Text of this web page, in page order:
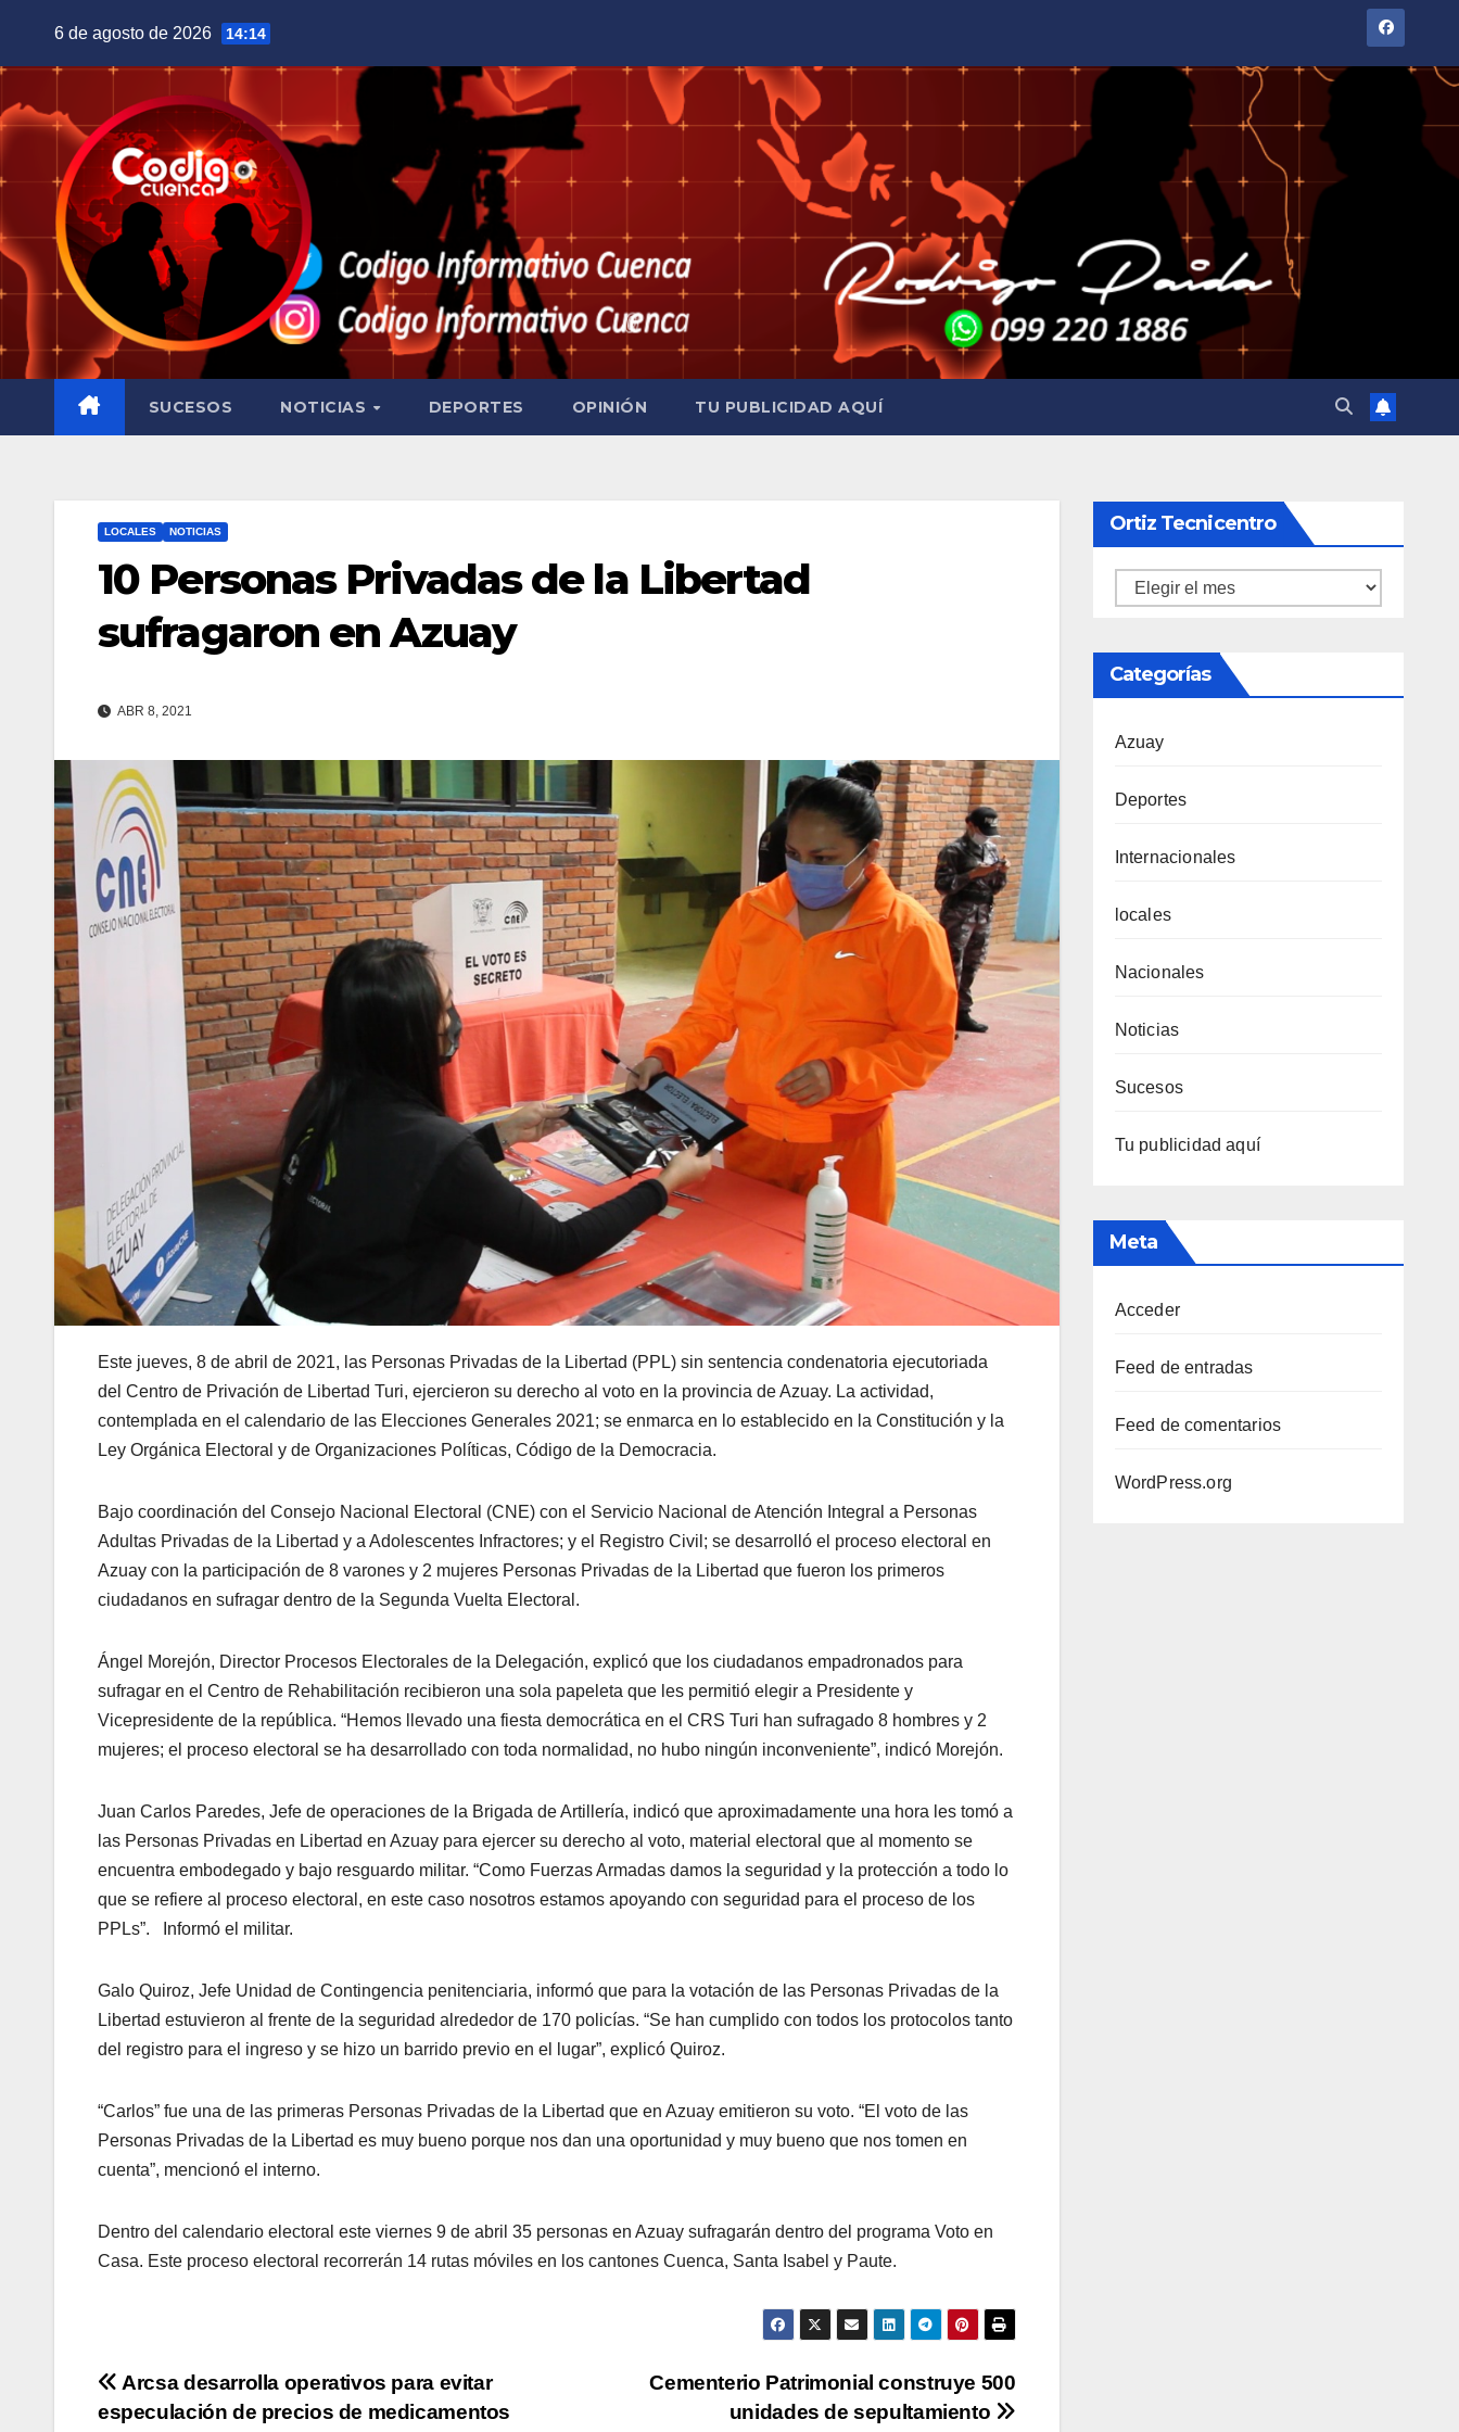
contenido
6 de agosto de 2026 14:14
SUCESOS NOTICIAS DEPORTES OPINIÓN TU PUBLICIDAD AQUÍ
LOCALES NOTICIAS
10 Personas Privadas de la Libertad
sufragaron en Azuay
ABR 8, 2021
Este jueves, 8 de abril de 2021, las Personas Privadas de la Libertad (PPL) sin sentencia condenatoria ejecutoriada
del Centro de Privación de Libertad Turi, ejercieron su derecho al voto en la provincia de Azuay. La actividad,
contemplada en el calendario de las Elecciones Generales 2021; se enmarca en lo establecido en la Constitución y la
Ley Orgánica Electoral y de Organizaciones Políticas, Código de la Democracia.
Bajo coordinación del Consejo Nacional Electoral (CNE) con el Servicio Nacional de Atención Integral a Personas
Adultas Privadas de la Libertad y a Adolescentes Infractores; y el Registro Civil; se desarrolló el proceso electoral en
Azuay con la participación de 8 varones y 2 mujeres Personas Privadas de la Libertad que fueron los primeros
ciudadanos en sufragar dentro de la Segunda Vuelta Electoral.
Ángel Morejón, Director Procesos Electorales de la Delegación, explicó que los ciudadanos empadronados para
sufragar en el Centro de Rehabilitación recibieron una sola papeleta que les permitió elegir a Presidente y
Vicepresidente de la república. “Hemos llevado una fiesta democrática en el CRS Turi han sufragado 8 hombres y 2
mujeres; el proceso electoral se ha desarrollado con toda normalidad, no hubo ningún inconveniente”, indicó Morejón.
Juan Carlos Paredes, Jefe de operaciones de la Brigada de Artillería, indicó que aproximadamente una hora les tomó a
las Personas Privadas en Libertad en Azuay para ejercer su derecho al voto, material electoral que al momento se
encuentra embodegado y bajo resguardo militar. “Como Fuerzas Armadas damos la seguridad y la protección a todo lo
que se refiere al proceso electoral, en este caso nosotros estamos apoyando con seguridad para el proceso de los
PPLs”. Informó el militar.
Galo Quiroz, Jefe Unidad de Contingencia penitenciaria, informó que para la votación de las Personas Privadas de la
Libertad estuvieron al frente de la seguridad alrededor de 170 policías. “Se han cumplido con todos los protocolos tanto
del registro para el ingreso y se hizo un barrido previo en el lugar”, explicó Quiroz.
“Carlos” fue una de las primeras Personas Privadas de la Libertad que en Azuay emitieron su voto. “El voto de las
Personas Privadas de la Libertad es muy bueno porque nos dan una oportunidad y muy bueno que nos tomen en
cuenta”, mencionó el interno.
Dentro del calendario electoral este viernes 9 de abril 35 personas en Azuay sufragarán dentro del programa Voto en
Casa. Este proceso electoral recorrerán 14 rutas móviles en los cantones Cuenca, Santa Isabel y Paute.
Navegación
Cementerio Patrimonial construye 500
unidades de sepultamiento
Arcsa desarrolla operativos para evitar
especulación de precios de medicamentos
Ortiz Tecnicentro
Ortiz
Categorías
Azuay
Deportes
Internacionales
locales
Nacionales
Noticias
Sucesos
Tu publicidad aquí
Meta
Acceder
Feed de entradas
Feed de comentarios
WordPress.org